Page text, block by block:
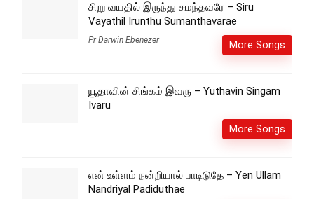
சிறு வயதில் இருந்து சுமந்தவரே – Siru
Vayathil Irunthu Sumanthavarae
Pr Darwin Ebenezer More Songs
யூதாவின் சிங்கம் இவரு – Yuthavin Singam
Ivaru
More Songs
என் உள்ளம் நன்றியால் பாடிடுதே – Yen Ullam
Nandriyal Padiduthae